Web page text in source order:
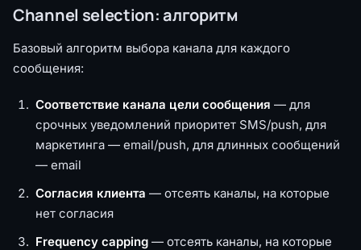
Channel selection: алгоритм
Базовый алгоритм выбора канала для каждого
сообщения:
Соответствие канала цели сообщения — для
срочных уведомлений приоритет SMS/push, для
маркетинга — email/push, для длинных сообщений
— email
Согласия клиента — отсеять каналы, на которые
нет согласия
Frequency capping — отсеять каналы, на которые